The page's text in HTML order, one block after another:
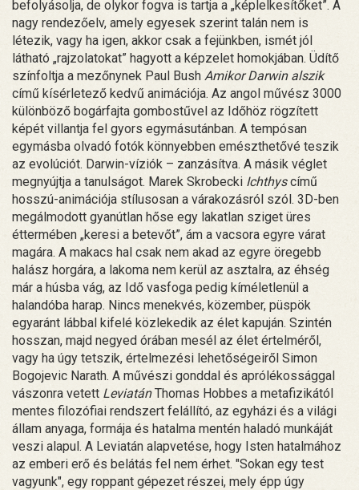
befolyásolja, de olykor fogva is tartja a „képlelkesítőket”. A
nagy rendezőelv, amely egyesek szerint talán nem is
létezik, vagy ha igen, akkor csak a fejünkben, ismét jól
látható „rajzolatokat” hagyott a képzelet homokjában. Üdítő
színfoltja a mezőnynek Paul Bush Amikor Darwin alszik
című kísérletező kedvű animációja. Az angol művész 3000
különböző bogárfajta gombostűvel az Időhöz rögzített
képét villantja fel gyors egymásutánban. A tempósan
egymásba olvadó fotók könnyebben emészthetővé teszik
az evolúciót. Darwin-víziók – zanzásítva. A másik véglet
megnyújtja a tanulságot. Marek Skrobecki Ichthyscímű
hosszú-animációja stílusosan a várakozásról szól. 3D-ben
megálmodott gyanútlan hőse egy lakatlan sziget üres
éttermében „keresi a betevőt”, ám a vacsora egyre várat
magára. A makacs hal csak nem akad az egyre öregebb
halász horgára, a lakoma nem kerül az asztalra, az éhség
már a húsba vág, az Idő vasfoga pedig kíméletlenül a
halandóba harap. Nincs menekvés, közember, püspök
egyaránt lábbal kifelé közlekedik az élet kapuján. Szintén
hosszan, majd negyed órában mesél az élet értelméről,
vagy ha úgy tetszik, értelmezési lehetőségeiről Simon
Bogojevic Narath. A művészi gonddal és aprólékossággal
vászonra vetett LeviatánThomas Hobbes a metafizikától
mentes filozófiai rendszert felállító, az egyházi és a világi
állam anyaga, formája és hatalma mentén haladó munkáját
veszi alapul. A Leviatán alapvetése, hogy Isten hatalmához
az emberi erő és belátás fel nem érhet. "Sokan egy test
vagyunk", egy roppant gépezet részei, mely épp úgy